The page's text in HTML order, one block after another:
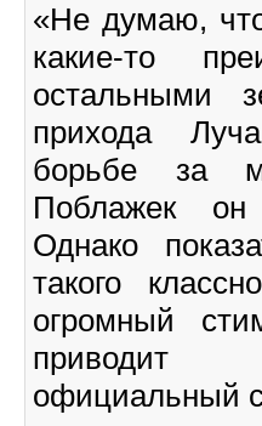
«Не думаю,
какие-то
остальными
прихода
борьбе за
Поблажек
Однако
такого
огромный
приводит
официальный